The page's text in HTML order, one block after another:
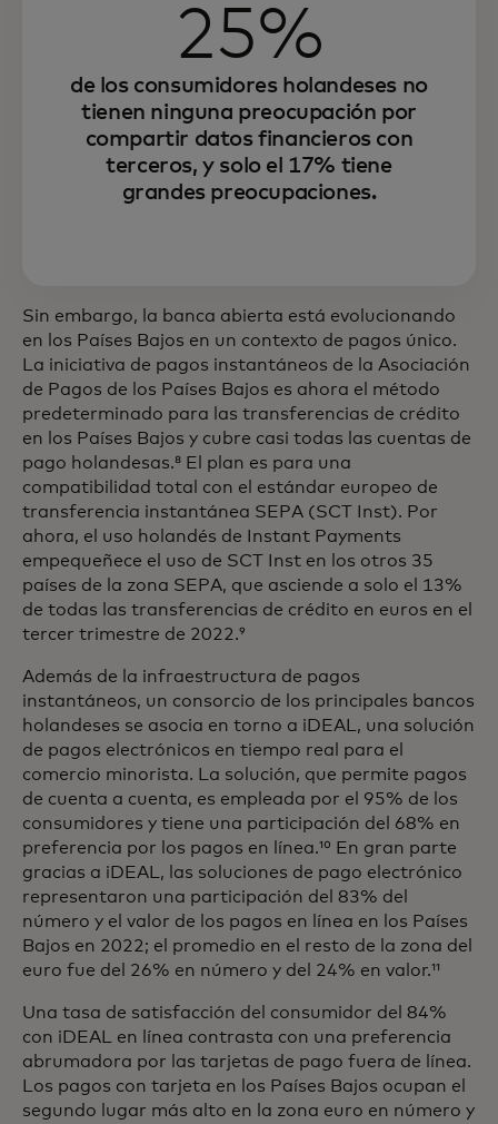
25%
de los consumidores holandeses no
tienen ninguna preocupación por
compartir datos financieros con
terceros, y solo el 17% tiene
grandes preocupaciones.
Sin embargo, la banca abierta está evolucionando
en los Países Bajos en un contexto de pagos único.
La iniciativa de pagos instantáneos de la Asociación
de Pagos de los Países Bajos es ahora el método
predeterminado para las transferencias de crédito
en los Países Bajos y cubre casi todas las cuentas de
pago holandesas.⁸ El plan es para una
compatibilidad total con el estándar europeo de
transferencia instantánea SEPA (SCT Inst). Por
ahora, el uso holandés de Instant Payments
empequeñece el uso de SCT Inst en los otros 35
países de la zona SEPA, que asciende a solo el 13%
de todas las transferencias de crédito en euros en el
tercer trimestre de 2022.⁹
Además de la infraestructura de pagos
instantáneos, un consorcio de los principales bancos
holandeses se asocia en torno a iDEAL, una solución
de pagos electrónicos en tiempo real para el
comercio minorista. La solución, que permite pagos
de cuenta a cuenta, es empleada por el 95% de los
consumidores y tiene una participación del 68% en
preferencia por los pagos en línea.¹⁰ En gran parte
gracias a iDEAL, las soluciones de pago electrónico
representaron una participación del 83% del
número y el valor de los pagos en línea en los Países
Bajos en 2022; el promedio en el resto de la zona del
euro fue del 26% en número y del 24% en valor.¹¹
Una tasa de satisfacción del consumidor del 84%
con iDEAL en línea contrasta con una preferencia
abrumadora por las tarjetas de pago fuera de línea.
Los pagos con tarjeta en los Países Bajos ocupan el
segundo lugar más alto en la zona euro en número y